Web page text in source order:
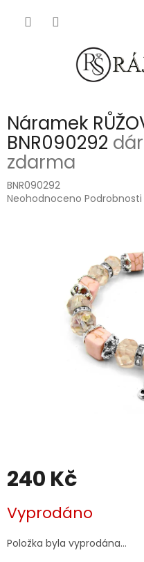
Náramek
BNR090292
zdarma
BNR090292
Průměrné
Neohodnoceno
240 Kč
cena:
Vyprodáno
Položka byla vyprodána…